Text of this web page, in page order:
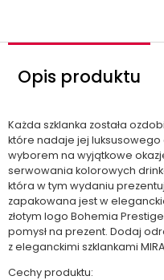
Opis produktu
Każda szklanka została
które nadaje jej luksusowego
wyborem na wyjątkowe
serwowania kolorowych
która w tym wydaniu
zapakowana jest w
złotym logo Bohemia
pomysł na prezent. Dodaj
z eleganckimi szklankami
Cechy produktu: